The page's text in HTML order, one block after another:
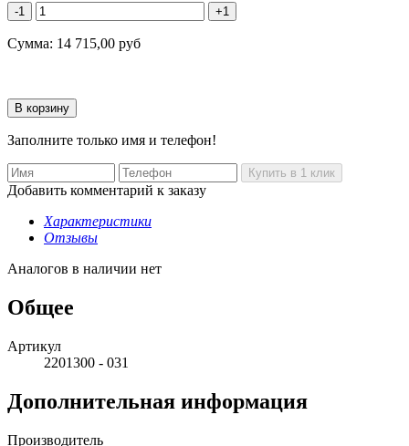
-1 +1
Сумма: 14 715,00 руб
Заполните только имя и телефон!
Добавить комментарий к заказу
Характеристики
Отзывы
Аналогов в наличии нет
Общее
Артикул
2201300 - 031
Дополнительная информация
Производитель